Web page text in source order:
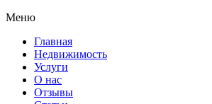
Меню
Главная
Недвижимость
Услуги
О нас
Отзывы